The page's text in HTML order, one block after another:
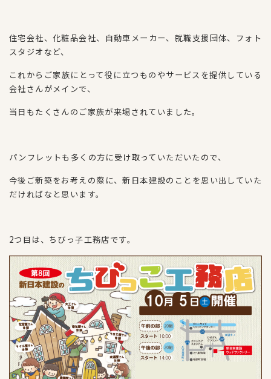
住宅会社、化粧品会社、自動車メーカー、就職支援団体、フォト
スタジオなど、
これからご家族にとって役に立つものやサービスを提供している
会社さんがメインで、
当日もたくさんのご家族が来場されていました。
パンフレットも多くの方に受け取っていただいたので、
今後ご新築をお考えの際に、新日本建設のことを思い出していた
だければなと思います。
2つ目は、ちびっ子工務店です。